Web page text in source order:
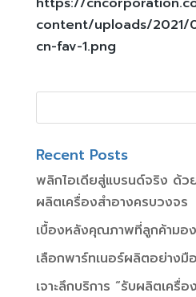
content/uploads/
cn-fav-1.png
Recent Posts
พลิกไอเดียสู่แบรนด์จริง ด้ว
ผลิตเครื่องสำอางครบวงจร
เบื้องหลังคุณภาพที่ลูกค้ามอง
เลือกพาร์ทเนอร์ผลิตอย่างมื
เจาะลึกบริการ “รับผลิตเครื่